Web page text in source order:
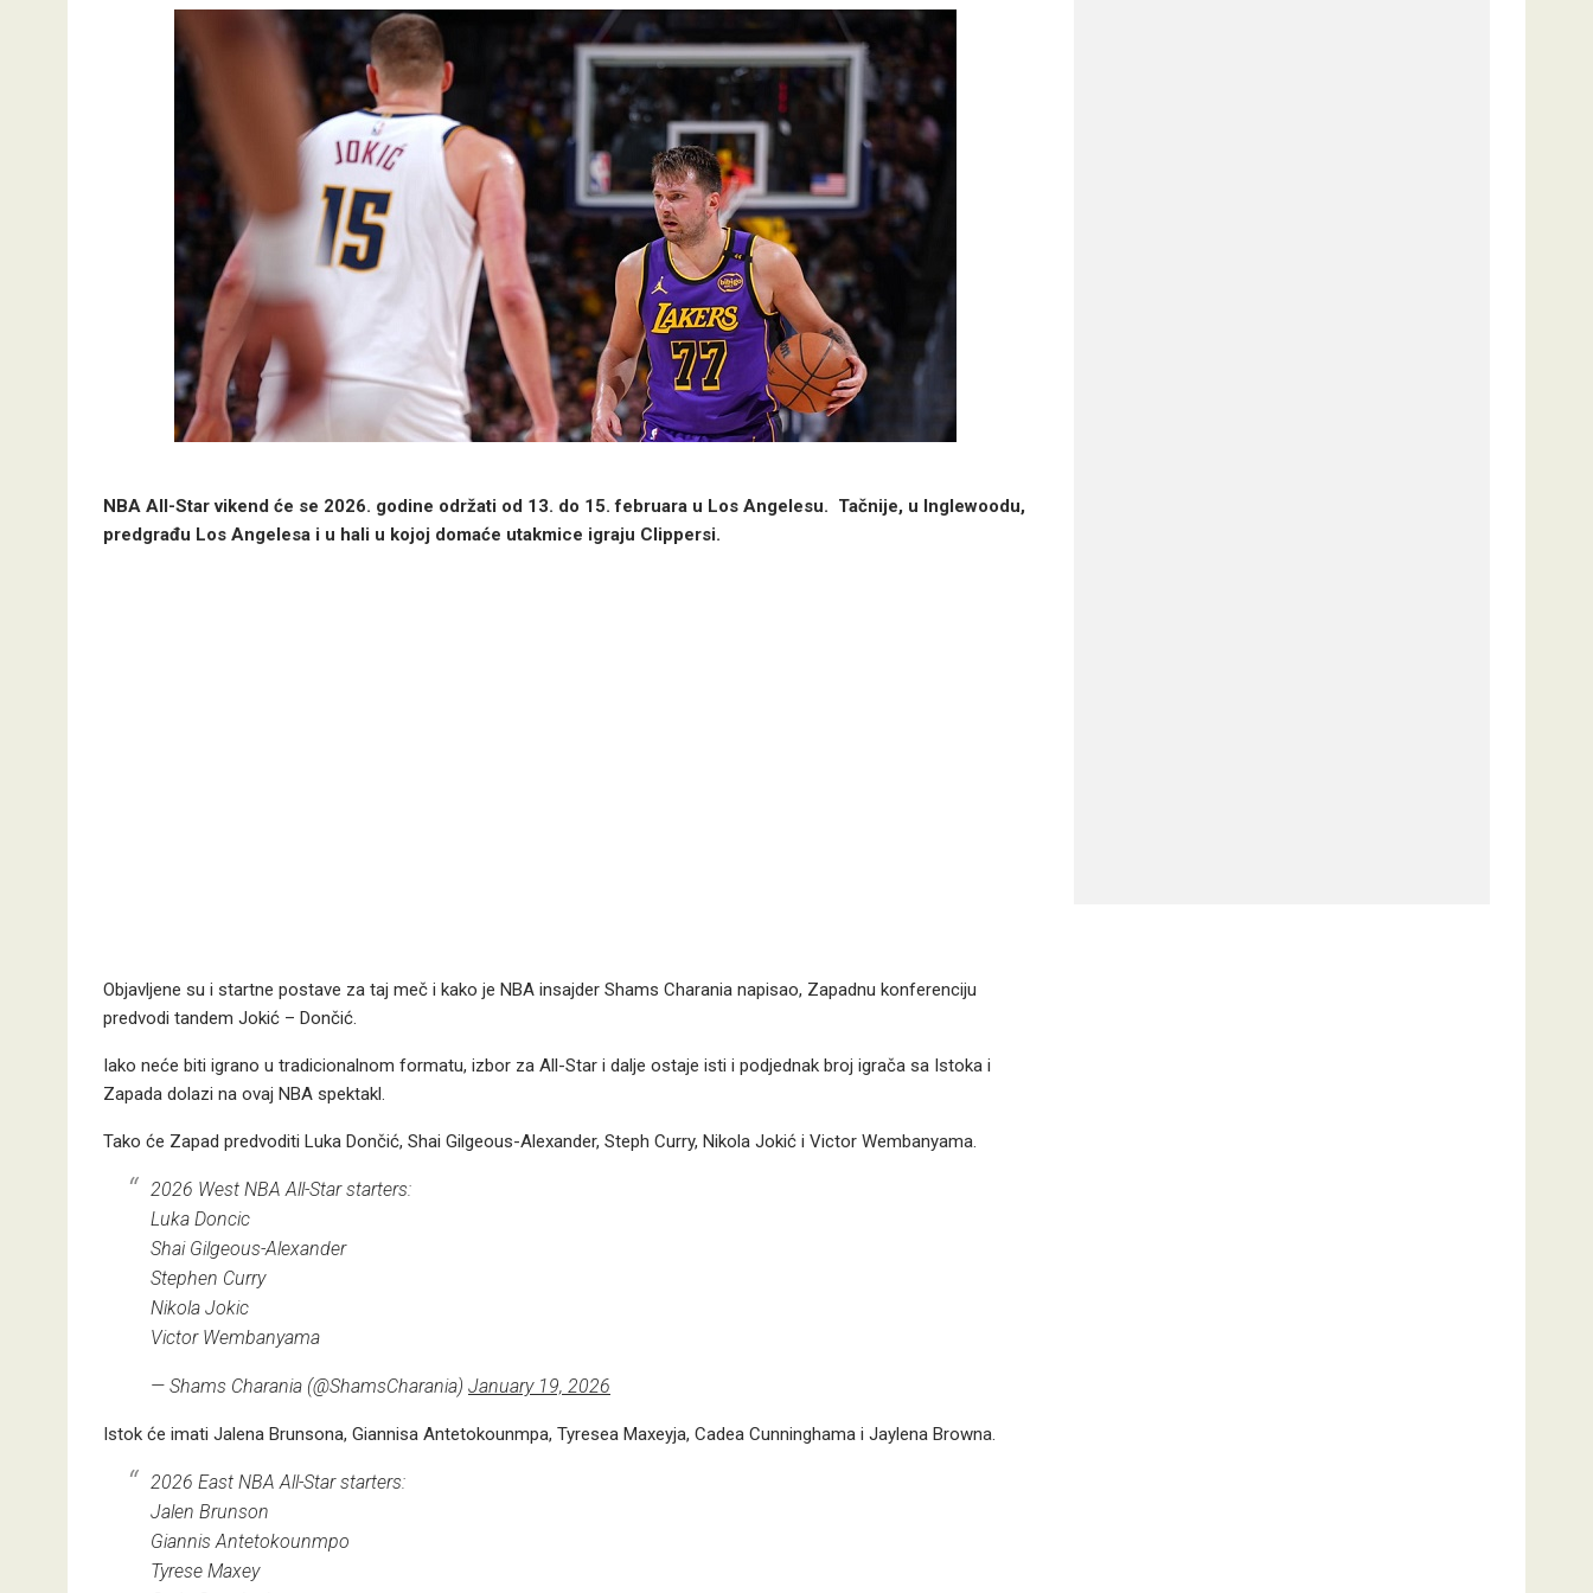
NBA All-Star vikend će se 2026. godine održati od 13. do 15. februara u Los Angelesu. Tačnije, u Inglewoodu,
predgrađu Los Angelesa i u hali u kojoj domaće utakmice igraju Clippersi.
Objavljene su i startne postave za taj meč i kako je NBA insajder Shams Charania napisao, Zapadnu konferenciju
predvodi tandem Jokić – Dončić.
Iako neće biti igrano u tradicionalnom formatu, izbor za All-Star i dalje ostaje isti i podjednak broj igrača sa Istoka i
Zapada dolazi na ovaj NBA spektakl.
Tako će Zapad predvoditi Luka Dončić, Shai Gilgeous-Alexander, Steph Curry, Nikola Jokić i Victor Wembanyama.
2026 West NBA All-Star starters:
Luka Doncic
Shai Gilgeous-Alexander
Stephen Curry
Nikola Jokic
Victor Wembanyama
— Shams Charania (@ShamsCharania) January 19, 2026
Istok će imati Jalena Brunsona, Giannisa Antetokounmpa, Tyresea Maxeyja, Cadea Cunninghama i Jaylena Browna.
2026 East NBA All-Star starters:
Jalen Brunson
Giannis Antetokounmpo
Tyrese Maxey